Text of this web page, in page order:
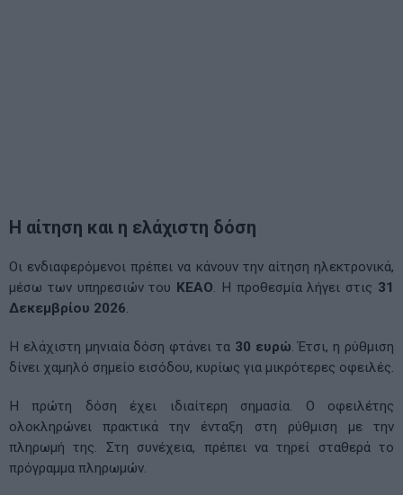
Η αίτηση και η ελάχιστη δόση
Οι ενδιαφερόμενοι πρέπει να κάνουν την αίτηση ηλεκτρονικά,
μέσω των υπηρεσιών του ΚΕΑΟ. Η προθεσμία λήγει στις 31
Δεκεμβρίου 2026.
Η ελάχιστη μηνιαία δόση φτάνει τα 30 ευρώ. Έτσι, η ρύθμιση
δίνει χαμηλό σημείο εισόδου, κυρίως για μικρότερες οφειλές.
Η πρώτη δόση έχει ιδιαίτερη σημασία. Ο οφειλέτης
ολοκληρώνει πρακτικά την ένταξη στη ρύθμιση με την
πληρωμή της. Στη συνέχεια, πρέπει να τηρεί σταθερά το
πρόγραμμα πληρωμών.